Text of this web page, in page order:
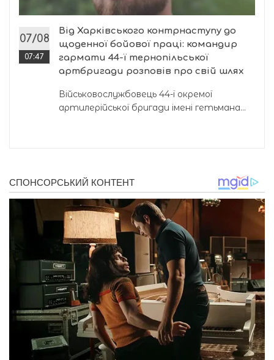
07/08
07:47
Від Харківського контрнаступу до
щоденної бойової праці: командир
гармати 44-ї тернопільської
артбригади розповів про свій шлях
Військовослужбовець 44-ї окремої
артилерійської бригади імені гетьмана...